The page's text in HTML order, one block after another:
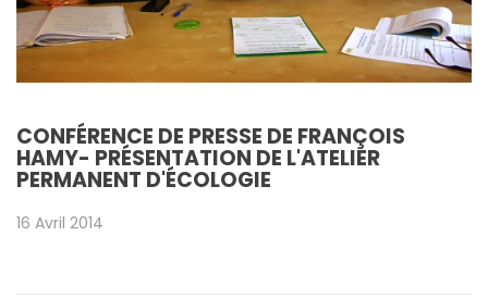
CONFÉRENCE DE PRESSE DE FRANÇOIS
HAMY- PRÉSENTATION DE L'ATELIER
PERMANENT D'ÉCOLOGIE
16 Avril 2014